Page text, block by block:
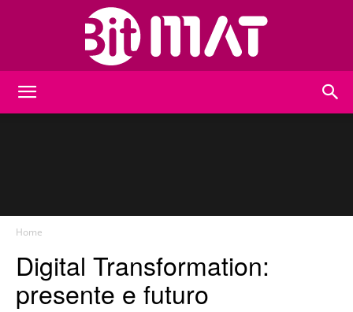
Home
Digital Transformation:
presente e futuro